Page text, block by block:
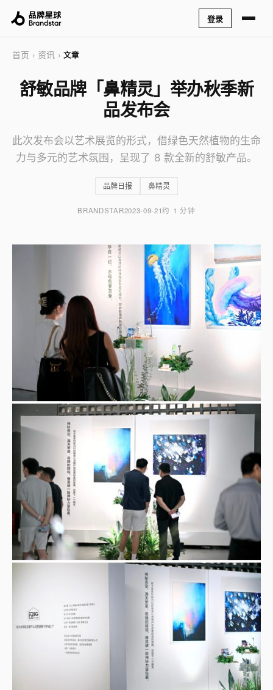
登录
首页 › 资讯 › 文章
舒敏品牌「鼻精灵」举办秋季新
品发布会
此次发布会以艺术展览的形式，借绿色天然植物的生命
力与多元的艺术氛围，呈现了 8 款全新的舒敏产品。
品牌日报 鼻精灵
BRANDSTAR2023-09-21约 1 分钟